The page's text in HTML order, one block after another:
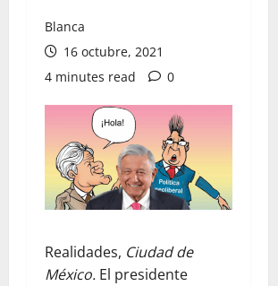
Blanca
16 octubre, 2021
4 minutes read
0
Realidades, Ciudad de
México. El presidente